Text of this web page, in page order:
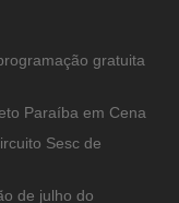
gratuita
Paraíba em Cena
Sesc de
de julho do